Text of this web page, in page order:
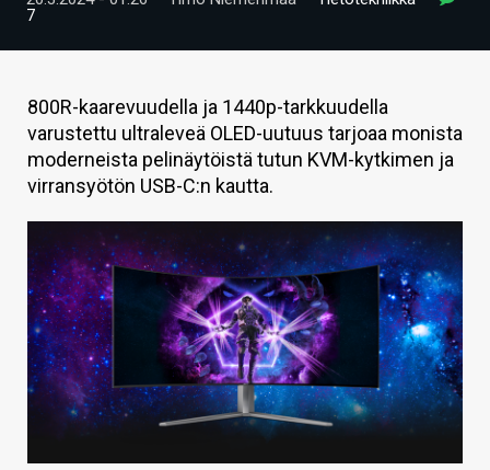
HINTA.FI
KAUPPA
VAIHDA TEEMA
HAKU
7
800R-kaarevuudella ja 1440p-tarkkuudella
varustettu ultraleveä OLED-uutuus tarjoaa monista
moderneista pelinäytöistä tutun KVM-kytkimen ja
virransyötön USB-C:n kautta.